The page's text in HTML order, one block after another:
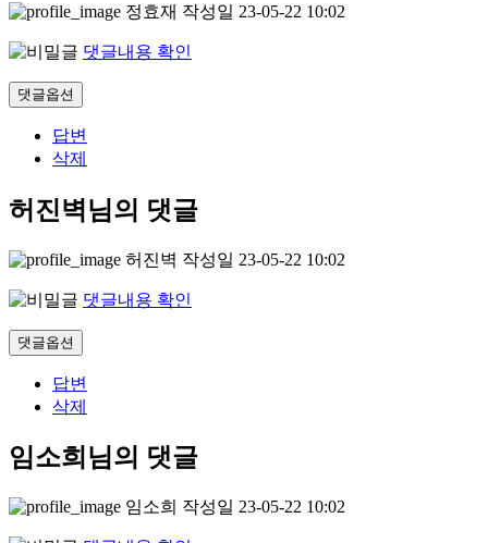
정효재 작성일 23-05-22 10:02
댓글내용 확인
댓글옵션
답변
삭제
허진벽님의 댓글
허진벽 작성일 23-05-22 10:02
댓글내용 확인
댓글옵션
답변
삭제
임소희님의 댓글
임소희 작성일 23-05-22 10:02